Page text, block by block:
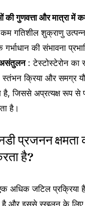
गुणवत्ता और मात्रा में
गतिशील शुक्राणु
गर्भाधान की संभावना
असंतुलन: टेस्टोस्टेरोन का
स्तंभन क्रिया और समग्र
है, जिससे अप्रत्यक्ष रूप से
है।
प्रजनन
है?
अधिक जटिल प्रक्रिया